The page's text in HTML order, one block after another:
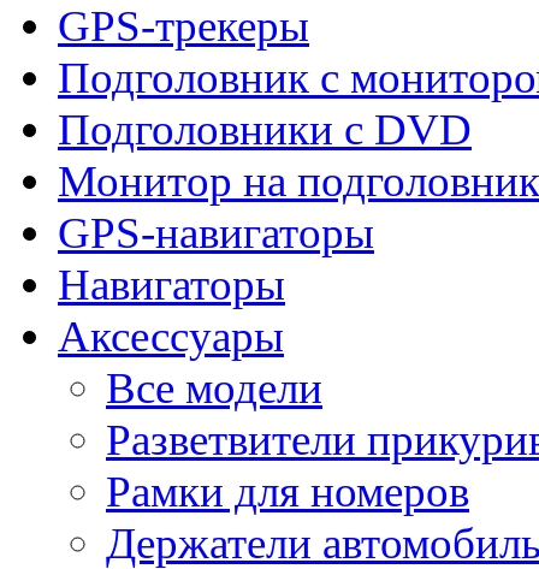
GPS-трекеры
Подголовник с
Подголовники с DVD
Монитор на подголовник
GPS-навигаторы
Навигаторы
Аксессуары
Все модели
Разветвители
Рамки для номеров
Держатели